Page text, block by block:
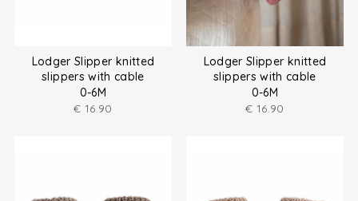
Lodger Slipper knitted
slippers with cable
0-6M
€ 16.90
Lodger Slipper knitted
slippers with cable
0-6M
€ 16.90